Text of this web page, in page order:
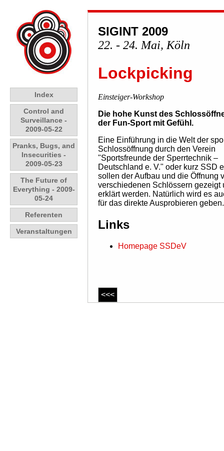
Index
Control and
Surveillance -
2009-05-22
Pranks, Bugs, and
Insecurities -
2009-05-23
The Future of
Everything - 2009-
05-24
Referenten
Veranstaltungen
SIGINT 2009
22. - 24. Mai, Köln
Lockpicking
Einsteiger-Workshop
Die hohe Kunst des
der Fun-Sport mit Gefühl.
Eine Einführung in die Welt der
Schlossöffnung durch den Verein
"Sportsfreunde der Sperrtechnik –
Deutschland e. V." oder kurz SSD
sollen der Aufbau und die Öffnung
verschiedenen Schlössern gezeigt
erklärt werden. Natürlich wird es
für das direkte Ausprobieren geben.
Links
Homepage SSDeV
<<<